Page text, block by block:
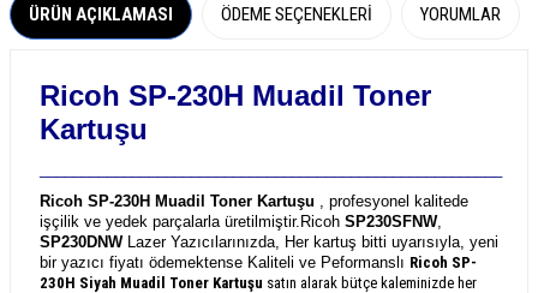
ÜRÜN AÇIKLAMASI ÖDEME SEÇENEKLERI YORUMLAR
Ricoh SP-230H Muadil Toner
Kartuşu
Ricoh SP-230H Muadil Toner Kartuşu , profesyonel kalitede
işçilik ve yedek parçalarla üretilmiştir. Ricoh SP230SFNW,
SP230DNW Lazer Yazıcılarınızda, Her kartuş bitti uyarısıyla, yeni
bir yazıcı fiyatı ödemektense Kaliteli ve Peformanslı Ricoh SP-
230H Siyah Muadil Toner Kartuşu satın alarak bütçe kaleminizde her